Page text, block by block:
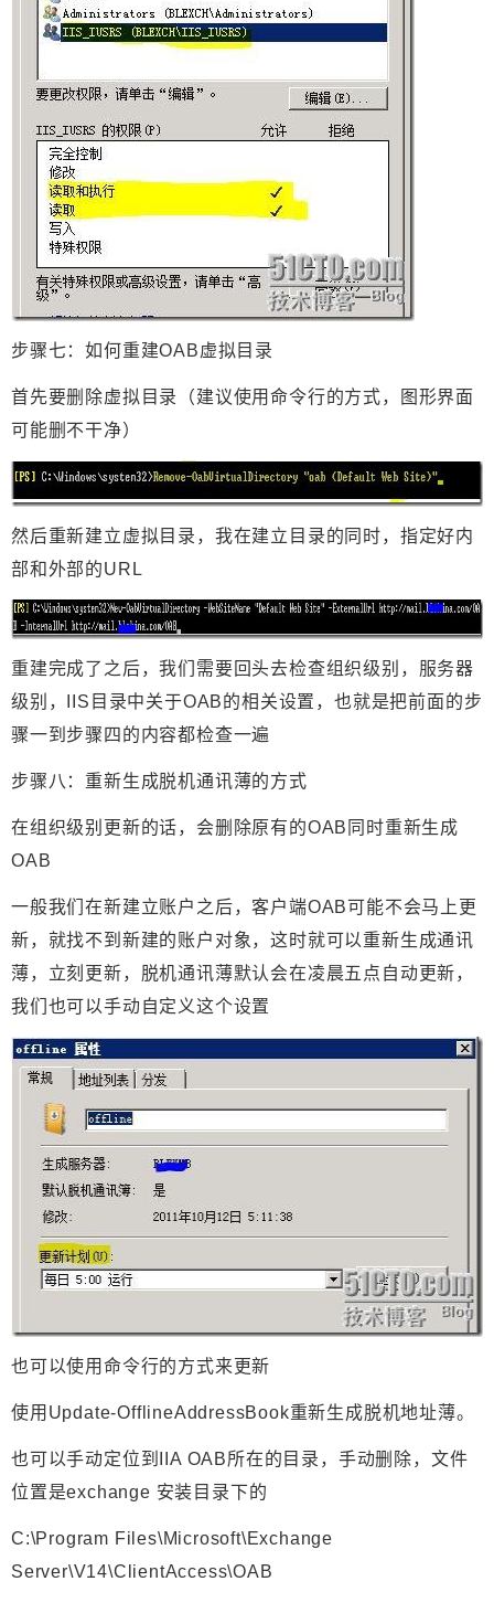
步骤七：如何重建OAB虚拟目录
首先要删除虚拟目录（建议使用命令行的方式，图形界面
可能删不干净）
然后重新建立虚拟目录，我在建立目录的同时，指定好内
部和外部的URL
重建完成了之后，我们需要回头去检查组织级别，服务器
级别，IIS目录中关于OAB的相关设置，也就是把前面的步
骤一到步骤四的内容都检查一遍
步骤八：重新生成脱机通讯薄的方式
在组织级别更新的话，会删除原有的OAB同时重新生成
OAB
一般我们在新建立账户之后，客户端OAB可能不会马上更
新，就找不到新建的账户对象，这时就可以重新生成通讯
薄，立刻更新，脱机通讯薄默认会在凌晨五点自动更新，
我们也可以手动自定义这个设置
也可以使用命令行的方式来更新
使用Update-OfflineAddressBook重新生成脱机地址薄。
也可以手动定位到IIA OAB所在的目录，手动删除，文件
位置是exchange 安装目录下的
C:\Program Files\Microsoft\Exchange
Server\V14\ClientAccess\OAB